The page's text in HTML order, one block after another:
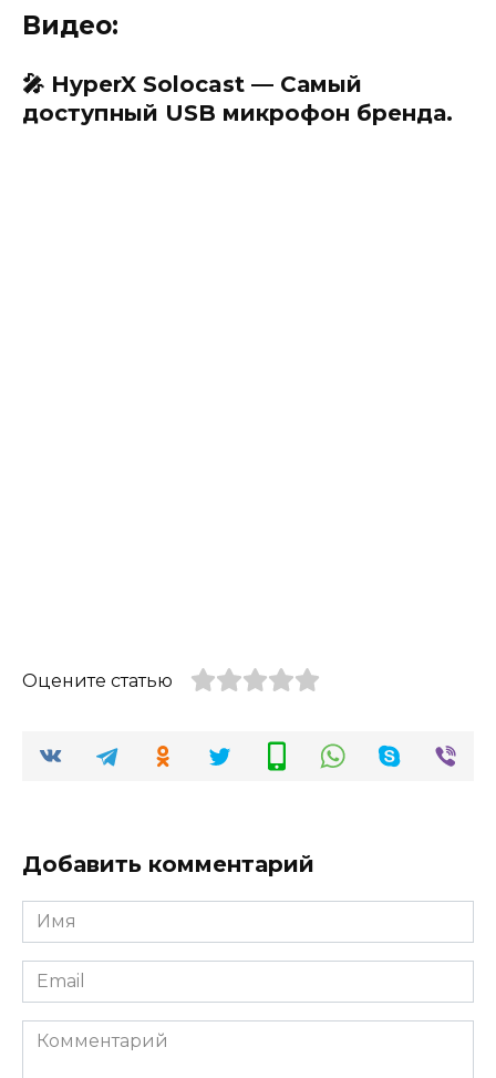
Видео:
🎤 HyperX Solocast — Самый
доступный USB микрофон бренда.
Оцените статью
Добавить комментарий
Имя
*
Email
*
Комментарий